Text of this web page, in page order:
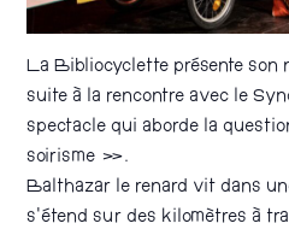
La Bibliocyclette présente son
suite à la rencontre avec le
spectacle qui aborde la
soirisme ».
Balthazar le renard vit dans
s’étend sur des kilomètres à